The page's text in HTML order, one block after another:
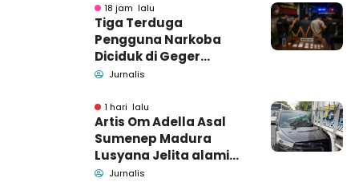
18 jam lalu
Tiga Terduga
Pengguna Narkoba
Diciduk di Geger
Bangkalan, Polisi Masih
Barang Bukti
Jurnalis
1 hari lalu
Artis Om Adella Asal
Sumenep Madura
Lusyana Jelita alami
kecelakaan di Wonogiri
Jurnalis